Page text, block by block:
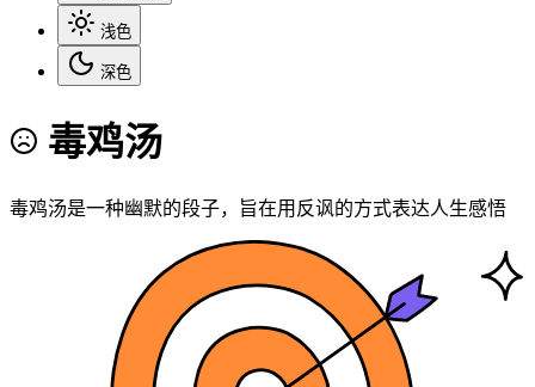
浅色
深色
毒鸡汤
毒鸡汤是一种幽默的段子，旨在用反讽的方式表达人生感悟